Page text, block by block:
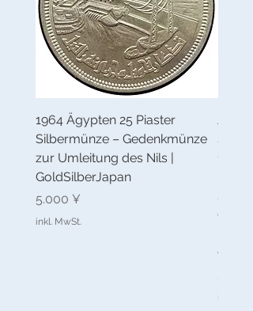
1964 Ägypten 25 Piaster
Silbermünze – Gedenkmünze
zur Umleitung des Nils |
GoldSilberJapan
Preis
5.000 ¥
inkl. MwSt.
1327,